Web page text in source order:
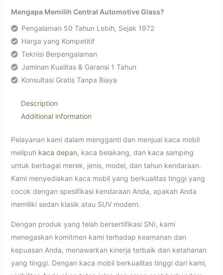
Mengapa Memilih Central Automotive Glass?
Pengalaman 50 Tahun Lebih, Sejak 1972
Harga yang Kompetitif
Teknisi Berpengalaman
Jaminan Kualitas & Garansi 1 Tahun
Konsultasi Gratis Tanpa Biaya
Description
Additional information
Pelayanan kami dalam mengganti dan menjual kaca mobil
meliputi kaca depan, kaca belakang, dan kaca samping
untuk berbagai merek, jenis, model, dan tahun kendaraan.
Kami menyediakan kaca mobil yang berkualitas tinggi yang
cocok dengan spesifikasi kendaraan Anda, apakah Anda
memiliki sedan klasik atau SUV modern.
Dengan produk yang telah bersertifikasi SNI, kami
menegaskan komitmen kami terhadap keamanan dan
kepuasan Anda, menawarkan kinerja terbaik dan ketahanan
yang tinggi. Dengan kaca mobil berkualitas tinggi dari kami,